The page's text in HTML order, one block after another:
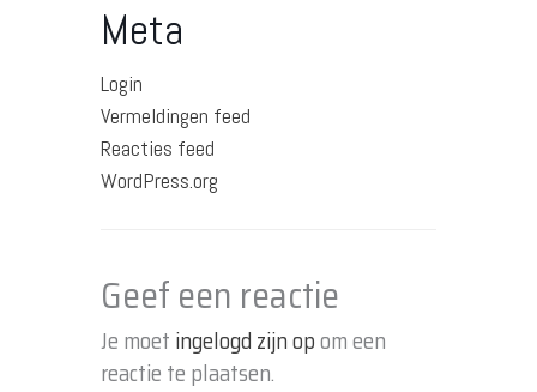
Meta
Login
Vermeldingen feed
Reacties feed
WordPress.org
Geef een reactie
Je moet ingelogd zijn opom een
reactie te plaatsen.